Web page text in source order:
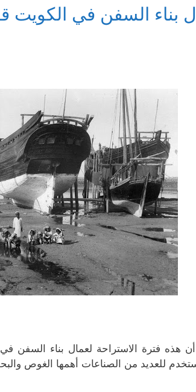
بناء السفن في الكويت
هذه فترة الاستراحة لعمال بناء السفن في
للعديد من الصناعات أهمها الغوص